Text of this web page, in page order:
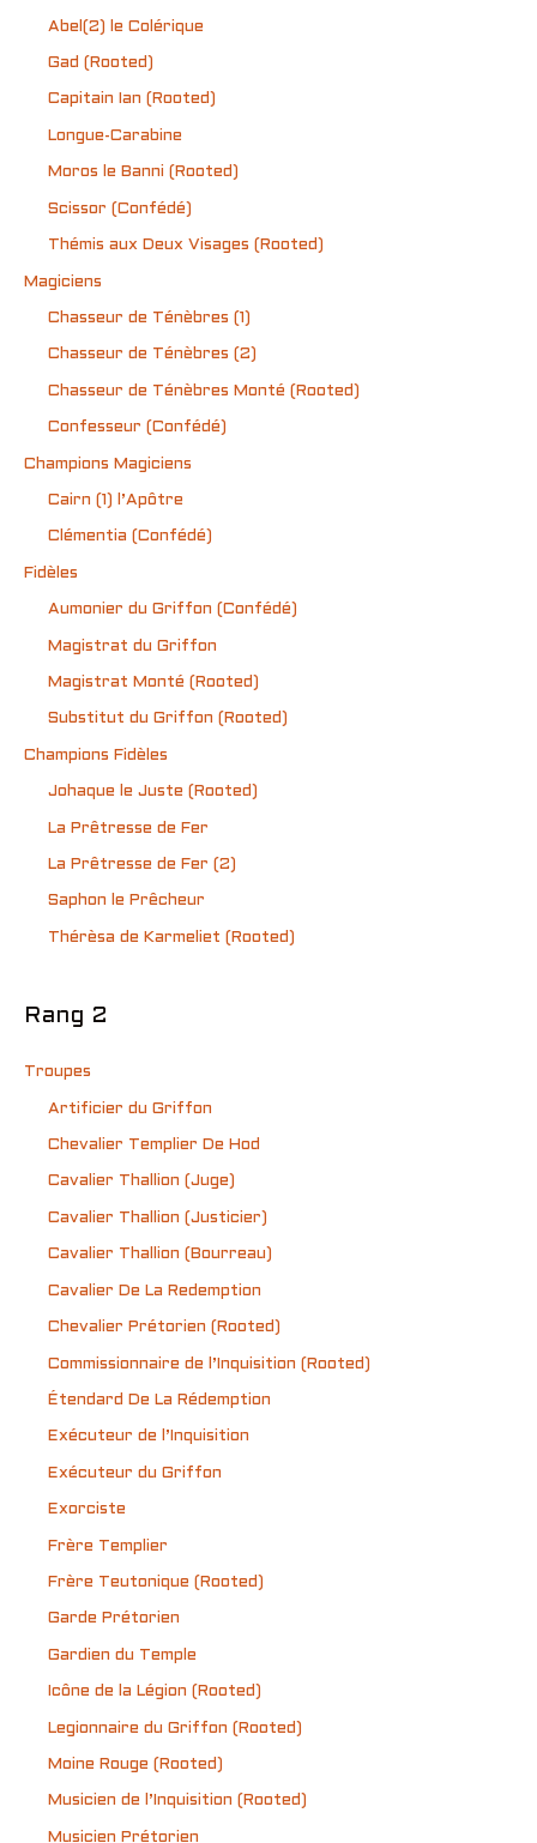
Abel(2) le Colérique
Gad (Rooted)
Capitain Ian (Rooted)
Longue-Carabine
Moros le Banni (Rooted)
Scissor (Confédé)
Thémis aux Deux Visages (Rooted)
Magiciens
Chasseur de Ténèbres (1)
Chasseur de Ténèbres (2)
Chasseur de Ténèbres Monté (Rooted)
Confesseur (Confédé)
Champions Magiciens
Cairn (1) l’Apôtre
Clémentia (Confédé)
Fidèles
Aumonier du Griffon (Confédé)
Magistrat du Griffon
Magistrat Monté (Rooted)
Substitut du Griffon (Rooted)
Champions Fidèles
Johaque le Juste (Rooted)
La Prêtresse de Fer
La Prêtresse de Fer (2)
Saphon le Prêcheur
Thérèsa de Karmeliet (Rooted)
Rang 2
Troupes
Artificier du Griffon
Chevalier Templier De Hod
Cavalier Thallion (Juge)
Cavalier Thallion (Justicier)
Cavalier Thallion (Bourreau)
Cavalier De La Redemption
Chevalier Prétorien (Rooted)
Commissionnaire de l’Inquisition (Rooted)
Étendard De La Rédemption
Exécuteur de l’Inquisition
Exécuteur du Griffon
Exorciste
Frère Templier
Frère Teutonique (Rooted)
Garde Prétorien
Gardien du Temple
Icône de la Légion (Rooted)
Legionnaire du Griffon (Rooted)
Moine Rouge (Rooted)
Musicien de l’Inquisition (Rooted)
Musicien Prétorien